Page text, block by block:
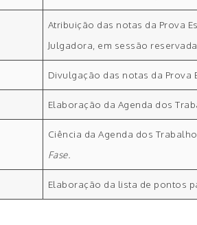
Atribuição das notas da Prova
Julgadora, em sessão
Divulgação das notas da Prova
Elaboração da Agenda dos
Ciência da Agenda dos
Fase.
Elaboração da lista de pontos